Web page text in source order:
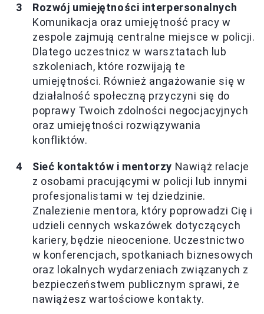
Rozwój umiejętności interpersonalnych
Komunikacja oraz umiejętność pracy w
zespole zajmują centralne miejsce w policji.
Dlatego uczestnicz w warsztatach lub
szkoleniach, które rozwijają te
umiejętności. Również angażowanie się w
działalność społeczną przyczyni się do
poprawy Twoich zdolności negocjacyjnych
oraz umiejętności rozwiązywania
konfliktów.
Sieć kontaktów i mentorzy Nawiąż relacje
z osobami pracującymi w policji lub innymi
profesjonalistami w tej dziedzinie.
Znalezienie mentora, który poprowadzi Cię i
udzieli cennych wskazówek dotyczących
kariery, będzie nieocenione. Uczestnictwo
w konferencjach, spotkaniach biznesowych
oraz lokalnych wydarzeniach związanych z
bezpieczeństwem publicznym sprawi, że
nawiążesz wartościowe kontakty.